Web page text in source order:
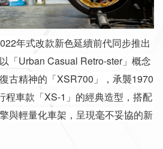
年式改款新色延續前代同步推出
「Urban Casual Retro-ster」概念
古精神的「XSR700」，承襲1970
程車款「XS-1」的經典造型，搭配
與輕量化車架，呈現毫不妥協的新